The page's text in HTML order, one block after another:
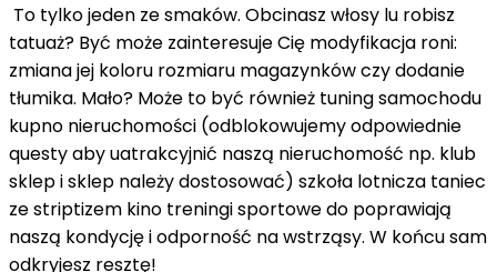
To tylko jeden ze smaków. Obcinasz włosy lu robisz
tatuaż? Być może zainteresuje Cię modyfikacja roni:
zmiana jej koloru rozmiaru magazynków czy dodanie
tłumika. Mało? Może to być również tuning samochodu
kupno nieruchomości (odblokowujemy odpowiednie
questy aby uatrakcyjnić naszą nieruchomość np. klub
sklep i sklep należy dostosować) szkoła lotnicza taniec
ze striptizem kino treningi sportowe do poprawiają
naszą kondycję i odporność na wstrząsy. W końcu sam
odkryjesz resztę!